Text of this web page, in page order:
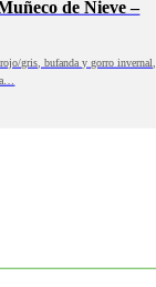
de Nieve –
gris, bufanda y gorro invernal,